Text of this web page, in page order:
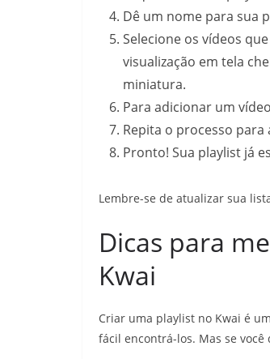
Dê um nome para sua
Selecione os vídeos
visualização em tela
miniatura.
Para adicionar um
Repita o processo
Pronto! Sua playlist já
Lembre-se de atualizar sua
Dicas para
Kwai
Criar uma playlist no Kwai é
fácil encontrá-los. Mas se